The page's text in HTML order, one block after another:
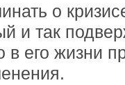
о
и так
в его жизни